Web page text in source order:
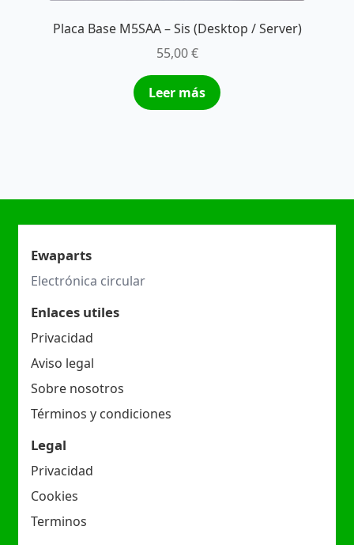
Placa Base M5SAA – Sis (Desktop / Server)
55,00€
Leer más
Ewaparts
Electrónica circular
Enlaces utiles
Privacidad
Aviso legal
Sobre nosotros
Términos y condiciones
Legal
Privacidad
Cookies
Terminos